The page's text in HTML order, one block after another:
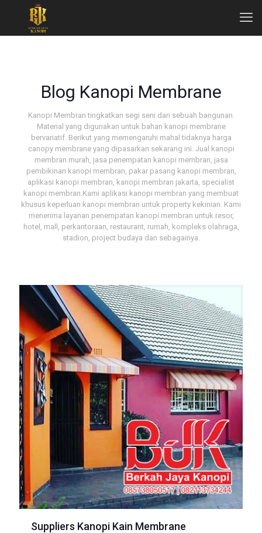
Blog Kanopi Membrane
Kanopi Membran tingkatkan segi seni dari sebuah bangunan.
Material yang digunakan untuk bahan kanopi membrane
bervariatif. Berikut yang memengaruhi mahal tidaknya harga
canopy membrane yang dipasarkan sekarang ini. Jual kanopi
membran murah, jasa penempatan kanopi membran, jasa
pembikinan kanopi membran, pakar pasang kanopi membran,
aplikasi kanopi membran, kanopi membran jakarta, specialist
kanopi membran.Kami aplikasi kanopi membran yang membuat
khusus keperluan kanopi membran untuk property kekinian. Kami
menerima layanan penempatan kanopi membran untuk resor,
hotel, mall, perkantoraan, restaurant, rumah, kompleks olahraga,
stadion, project budaya dan sebagainya.
Suppliers Kanopi Kain Membrane